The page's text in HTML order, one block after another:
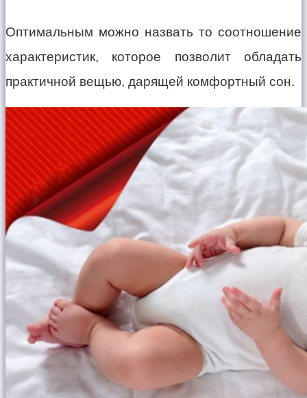
Оптимальным можно назвать то соотношение
характеристик, которое позволит обладать
практичной вещью, дарящей комфортный сон.